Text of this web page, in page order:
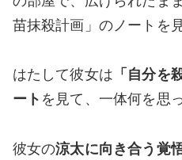
苗抹殺計画」のノートを
はたして彼女は 「自分を
ート を見て、一体何を思
彼女の涼太に向き合う覚